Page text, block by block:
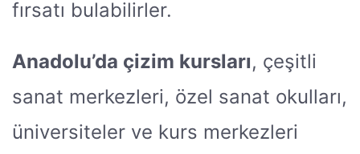
fırsatı bulabilirler.
Anadolu’da çizim kursları, çeşitli
sanat merkezleri, özel sanat okulları,
üniversiteler ve kurs merkezleri